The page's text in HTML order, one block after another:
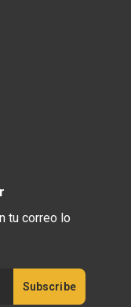
tu correo lo